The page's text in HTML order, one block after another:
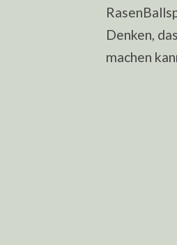
Denken,
machen